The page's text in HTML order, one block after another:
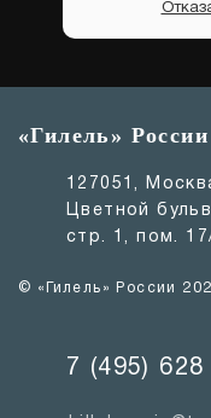
«Гилель» России
127051,
Цветной
стр. 1, пом.
© «Гилель» России
7 (495) 628